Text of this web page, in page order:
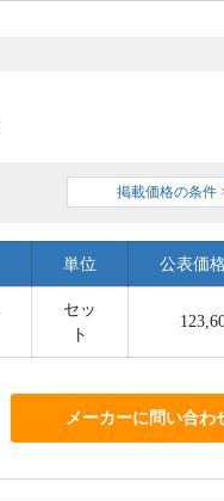
掲載価格の条件
単位 公表価
セッ
ト
メーカーに問い合わ